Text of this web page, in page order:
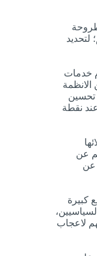
لتحديد
خدمات
تحسين
نقطة
عن
عن
كبيرة
لاعجاب